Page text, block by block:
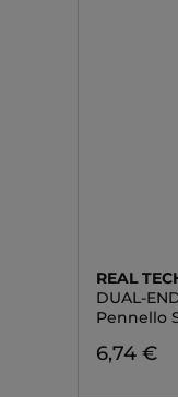
REAL
DUAL-
Pennello
6,74 €